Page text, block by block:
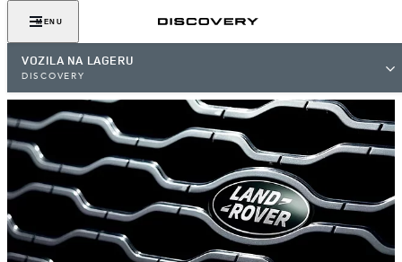
MENU
VOZILA NA LAGERU
DISCOVERY